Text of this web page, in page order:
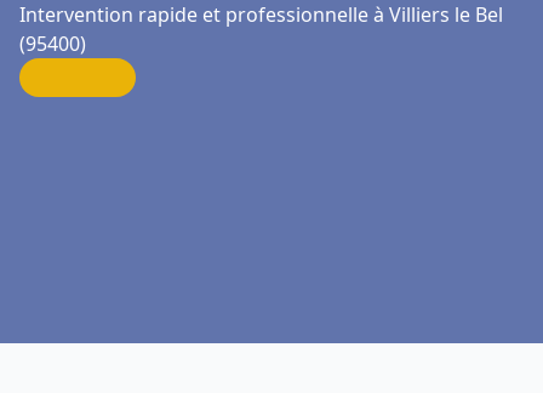
Intervention rapide et professionnelle à Villiers le Bel
(95400)